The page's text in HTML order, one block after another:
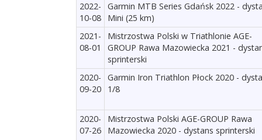
2022-
10-08
Garmin MTB Series Gdańsk 2022 -
Mini (25 km)
2021-
08-01
Mistrzostwa Polski w Triathlonie AGE-
GROUP Rawa Mazowiecka 2021 -
sprinterski
2020-
09-20
Garmin Iron Triathlon Płock 2020 -
1/8
2020-
07-26
Mistrzostwa Polski AGE-GROUP Rawa
Mazowiecka 2020 - dystans sprinterski